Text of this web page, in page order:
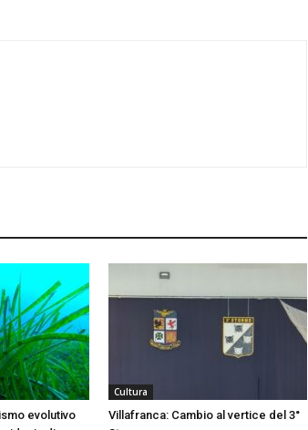
evolutivo
Cultura
Villafranca: Cambio al vertice del 3°